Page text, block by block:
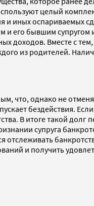
целый
иных оспариваемых
и его бывшим
доходов. Вместе с
из родителей.
что, однако не
бездействия.
В итоге такой
супруга
отслеживать
и получить